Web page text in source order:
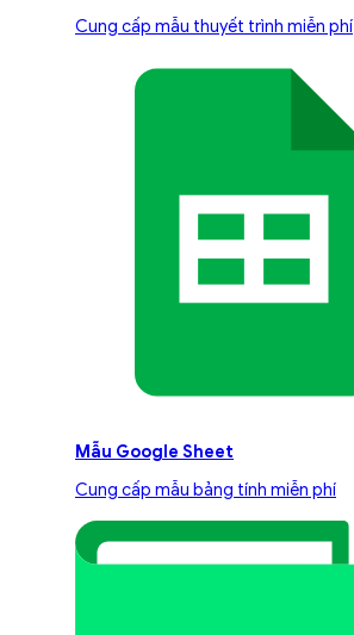
Cung cấp mẫu thuyết trình miễn phí
Mẫu Google Sheet
Cung cấp mẫu bảng tính miễn phí